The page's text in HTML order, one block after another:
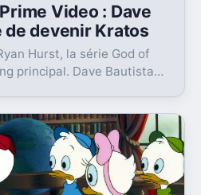
Video : Dave
de devenir Kratos
Hurst, la série God of
principal. Dave Bautista